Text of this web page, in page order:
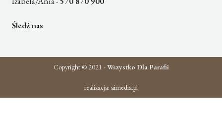
Śledź nas
Copyright © 2021 -Wszystko Dla Parafii
realizacja: aimedia.pl